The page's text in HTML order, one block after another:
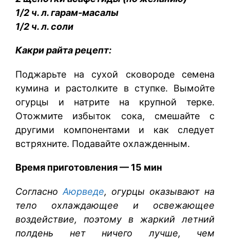
1/2 ч. л. гарам-масалы
1/2 ч. л. соли
Какри райта рецепт:
Поджарьте на сухой сковороде семена
кумина и растолките в ступке. Вымойте
огурцы и натрите на крупной терке.
Отожмите избыток сока, смешайте с
другими компонентами и как следует
встряхните. Подавайте охлажденным.
Время приготовления — 15 мин
Согласно Аюрведе, огурцы оказывают на
тело охлаждающее и освежающее
воздействие, поэтому в жаркий летний
полдень нет ничего лучше, чем